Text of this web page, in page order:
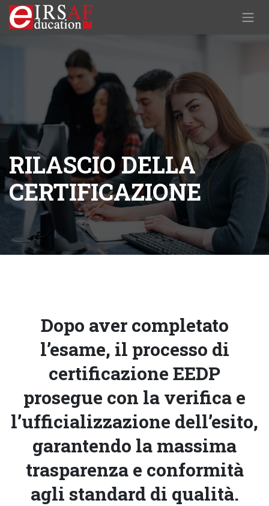
Skip to Content
RILASCIO DELLA
CERTIFICAZIONE
Dopo aver completato
l’esame, il processo di
certificazione EEDP
prosegue con la verifica e
l’ufficializzazione dell’esito,
garantendo la massima
trasparenza e conformità
agli standard di qualità.